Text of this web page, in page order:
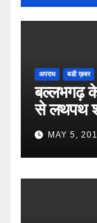
अपराध बडी ख़बर
बल्लभगढ़
से लथपथ
MAY 5,